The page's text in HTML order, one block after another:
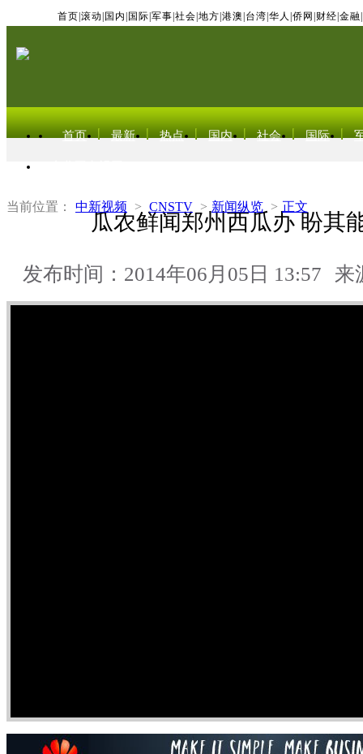
首页 滚动 国内 国际 军事 社会 地方 港澳 台湾 华人 侨网 财经 金融
首页 最新 热点 国内 社会 国际
当前位置： 中新视频 > CNSTV > 新闻纵览 > 正文
瓜农鲜闻郑州西瓜办 盼其
发布时间：2014年06月05日 13:57 来